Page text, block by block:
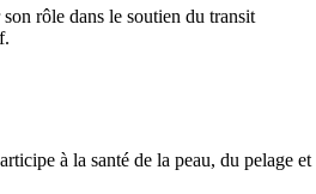
rôle dans le soutien du transit
à la santé de la peau, du pelage et